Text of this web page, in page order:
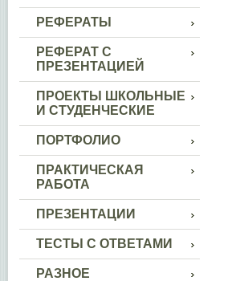
РЕФЕРАТЫ
РЕФЕРАТ С
ПРЕЗЕНТАЦИЕЙ
ПРОЕКТЫ ШКОЛЬНЫЕ
И СТУДЕНЧЕСКИЕ
ПОРТФОЛИО
ПРАКТИЧЕСКАЯ
РАБОТА
ПРЕЗЕНТАЦИИ
ТЕСТЫ С ОТВЕТАМИ
РАЗНОЕ